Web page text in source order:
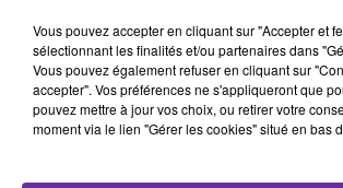
Un ouvrage, un éclairage
“Un scientifique assassiné en Amazonie,
au comportement troublant en
Dans Il suffit parfois d’un cri…, Ludovic
récit où se croisent science, intelligence
Vous pouvez accepter en cliquant sur "Accepter et
sélectionnant les finalités et/ou partenaires dans
Vous pouvez également refuser en cliquant sur
accepter". Vos préférences ne s'appliqueront que
pouvez mettre à jour vos choix, ou retirer votre
moment via le lien "Gérer les cookies" situé en bas